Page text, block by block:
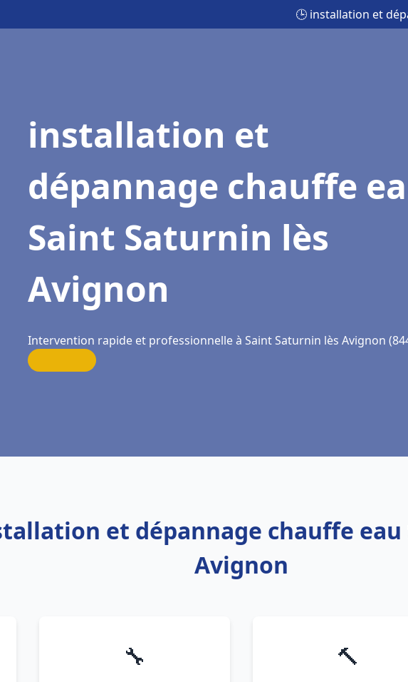
🕒 installation et
installation et
dépannage chauffe
Saint Saturnin lès
Avignon
Intervention rapide et professionnelle à Saint Saturnin lès Avignon
et dépannage chauffe
Avignon
🔧 🔨